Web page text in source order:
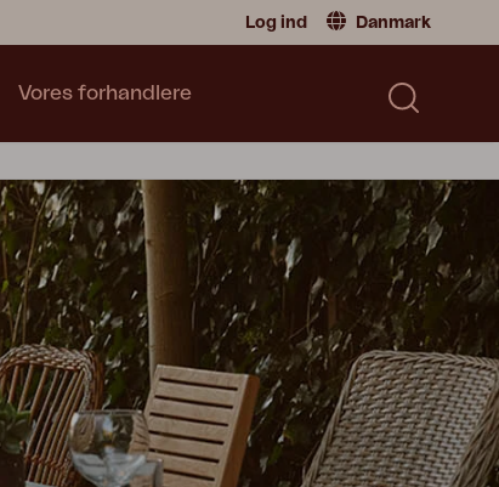
Log ind Danmark
Norge Norway
Global| Global
Tyskland Germany
Frankrike | France
Skift til privatperson
Katalog
Læs vores katalog
Vores forhandlere